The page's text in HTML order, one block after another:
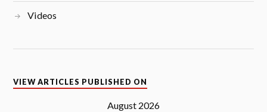
Videos
VIEW ARTICLES PUBLISHED ON
August 2026